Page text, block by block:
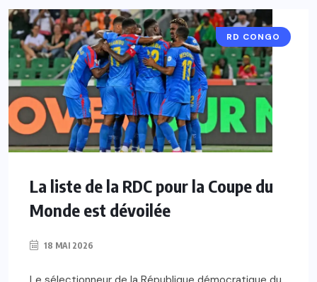
RD CONGO
La liste de la RDC pour la Coupe du
Monde est dévoilée
18 MAI 2026